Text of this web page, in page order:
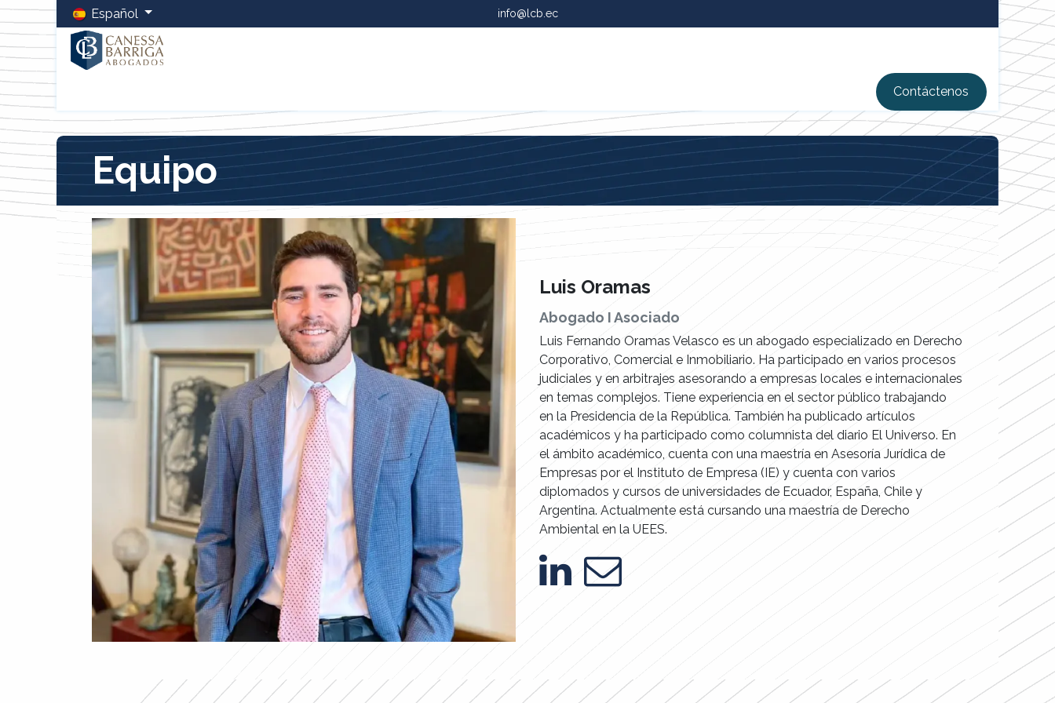
Español info@lcb.ec
Contácten​​os
Equipo
Luis Oramas
Abogado I Asociado
Luis Fernando Oramas Velasco es un abogado especializado en Derecho
Corporativo, Comercial e Inmobiliario. Ha participado en varios procesos
judiciales y en arbitrajes asesorando a empresas locales e internacionales
en temas complejos. Tiene experiencia en el sector público trabajando
en la Presidencia de la República. También ha publicado artículos
académicos y ha participado como columnista del diario El Universo. En
el ámbito académico, cuenta con una maestría en Asesoría Jurídica de
Empresas por el Instituto de Empresa (IE) y cuenta con varios
diplomados y cursos de universidades de Ecuador, España, Chile y
Argentina. Actualmente está cursando una maestría de Derecho
Ambiental en la UEES.